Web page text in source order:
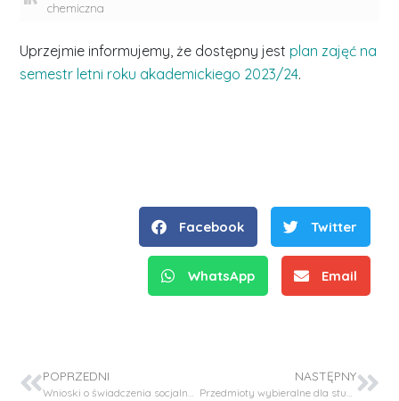
chemiczna
Uprzejmie informujemy, że dostępny jest plan zajęć na
semestr letni roku akademickiego 2023/24.
Facebook Twitter
WhatsApp Email
POPRZEDNI
Wnioski o świadczenia socjalne dla studentów studiów II stopnia
NASTĘPNY
Przedmioty wybieralne dla studentów I roku studiów I stopnia